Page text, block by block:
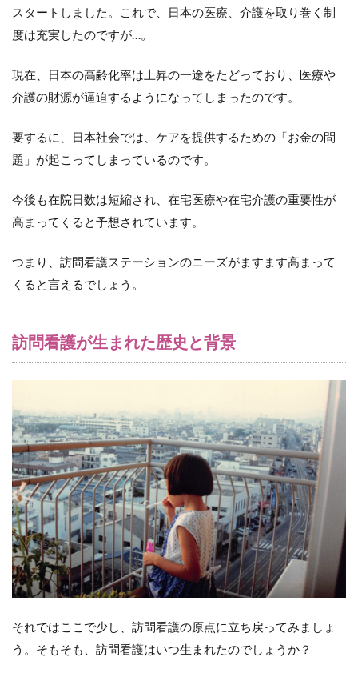
護
ス
テ
シ
ョ
ン
現
状
問
看
テ
ー
シ
と
を
受
け
る
に
は
5
ま
と
め
6
問
護
スタートしました。これで、日本の医療、介護を取り巻く制
度は充実したのですが…。
現在、日本の高齢化率は上昇の一途をたどっており、医療や
介護の財源が逼迫するようになってしまったのです。
要するに、日本社会では、ケアを提供するための「お金の問
題」が起こってしまっているのです。
今後も在院日数は短縮され、在宅医療や在宅介護の重要性が
高まってくると予想されています。
つまり、訪問看護ステーションのニーズがますます高まって
くると言えるでしょう。
訪問看護が生まれた歴史と背景
それではここで少し、訪問看護の原点に立ち戻ってみましょ
う。そもそも、訪問看護はいつ生まれたのでしょうか？